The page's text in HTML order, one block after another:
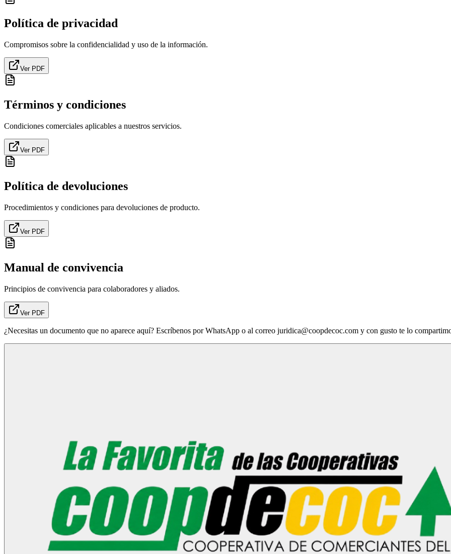
Política de privacidad
Compromisos sobre la confidencialidad y uso de la información.
Ver PDF
Términos y condiciones
Condiciones comerciales aplicables a nuestros servicios.
Ver PDF
Política de devoluciones
Procedimientos y condiciones para devoluciones de producto.
Ver PDF
Manual de convivencia
Principios de convivencia para colaboradores y aliados.
Ver PDF
¿Necesitas un documento que no aparece aquí? Escríbenos por WhatsApp o al correo juridica@coopdecoc.com y con gusto te lo